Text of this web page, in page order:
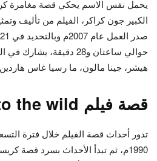
يحمل نفس الاسم يحكي قصة مغامرة
الكبير جون كراكر، الفيلم من تأليف
حوالي ساعتان و28 دقيقة،
هيشر، جينا مالون، ما رسيا غاس
قصة فيلم into the wild
تدور أحداث قصة الفيلم خلال فترة
1990م، ثم تبدأ الأحداث بسرد قصة